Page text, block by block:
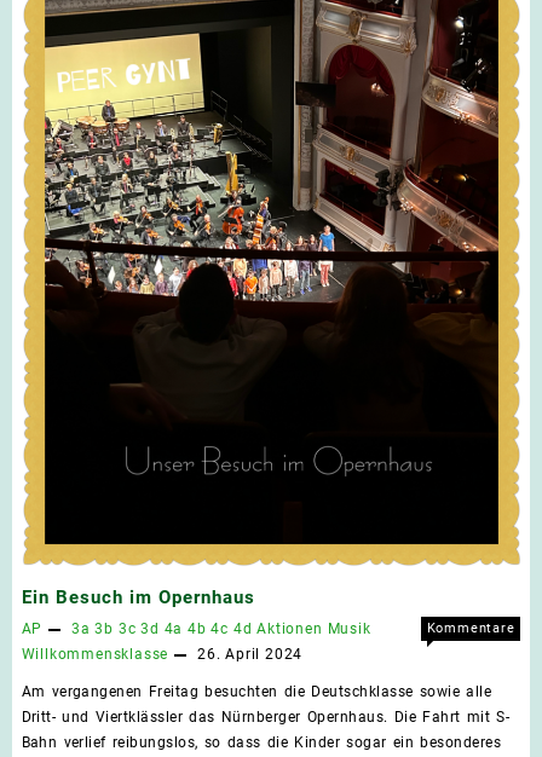
Ein Besuch im Opernhaus
AP 3a 3b 3c 3d 4a 4b 4c 4d Aktionen Musik
Willkommensklasse
26. April 2024
Kommentare
im
Am vergangenen Freitag besuchten die Deutschklasse sowie alle
Dritt- und Viertklässler das Nürnberger Opernhaus. Die Fahrt mit S-
Bahn verlief reibungslos, so dass die Kinder sogar ein besonderes